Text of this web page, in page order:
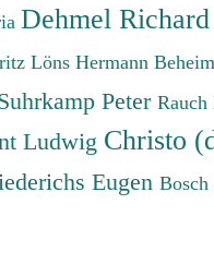
Dehmel Richard
Löns Hermann
Peter Rauch
Ludwig Christo
Eugen